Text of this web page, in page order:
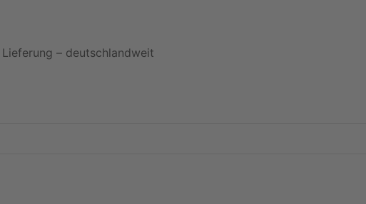
– deutschlandweit